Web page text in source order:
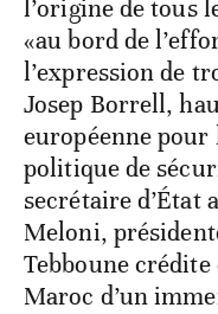
l’origine de tous
«au bord de
l’expression de
Josep Borrell,
européenne pour
politique de
secrétaire d’État
Meloni,
Tebboune
Maroc d’un